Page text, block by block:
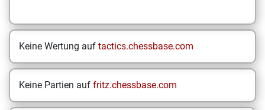
Keine Wertung auf tactics.chessbase.com
Keine Partien auf fritz.chessbase.com